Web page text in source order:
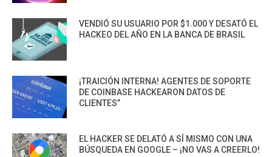
VENDIÓ SU USUARIO POR $1.000 Y DESATÓ EL
HACKEO DEL AÑO EN LA BANCA DE BRASIL
¡TRAICIÓN INTERNA! AGENTES DE SOPORTE
DE COINBASE HACKEARON DATOS DE
CLIENTES”
EL HACKER SE DELATÓ A SÍ MISMO CON UNA
BÚSQUEDA EN GOOGLE – ¡NO VAS A CREERLO!